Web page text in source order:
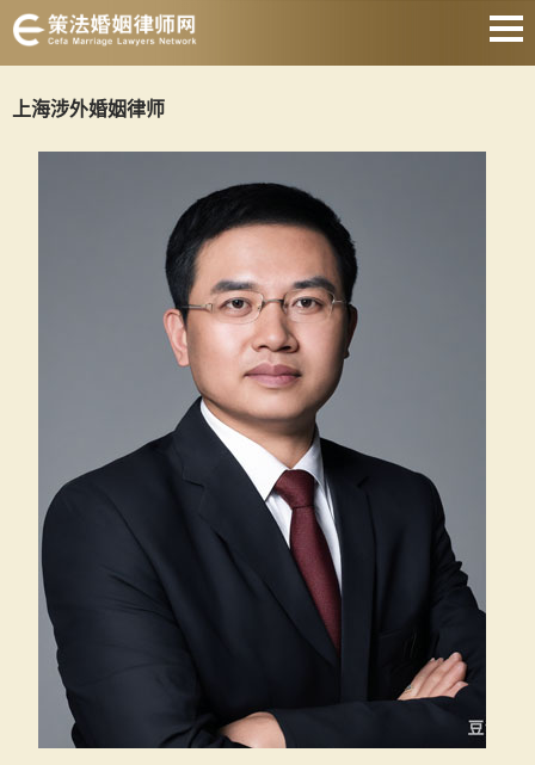
财产分割律师
抚养权律师
涉外婚姻律师
遗产继承律师
关于我们
上海涉外婚姻律师